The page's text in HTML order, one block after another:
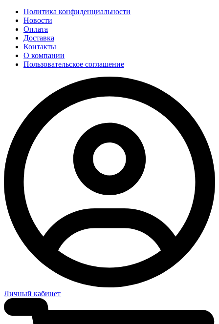
Политика конфиденциальности
Новости
Оплата
Доставка
Контакты
О компании
Пользовательское соглашение
Личный кабинет